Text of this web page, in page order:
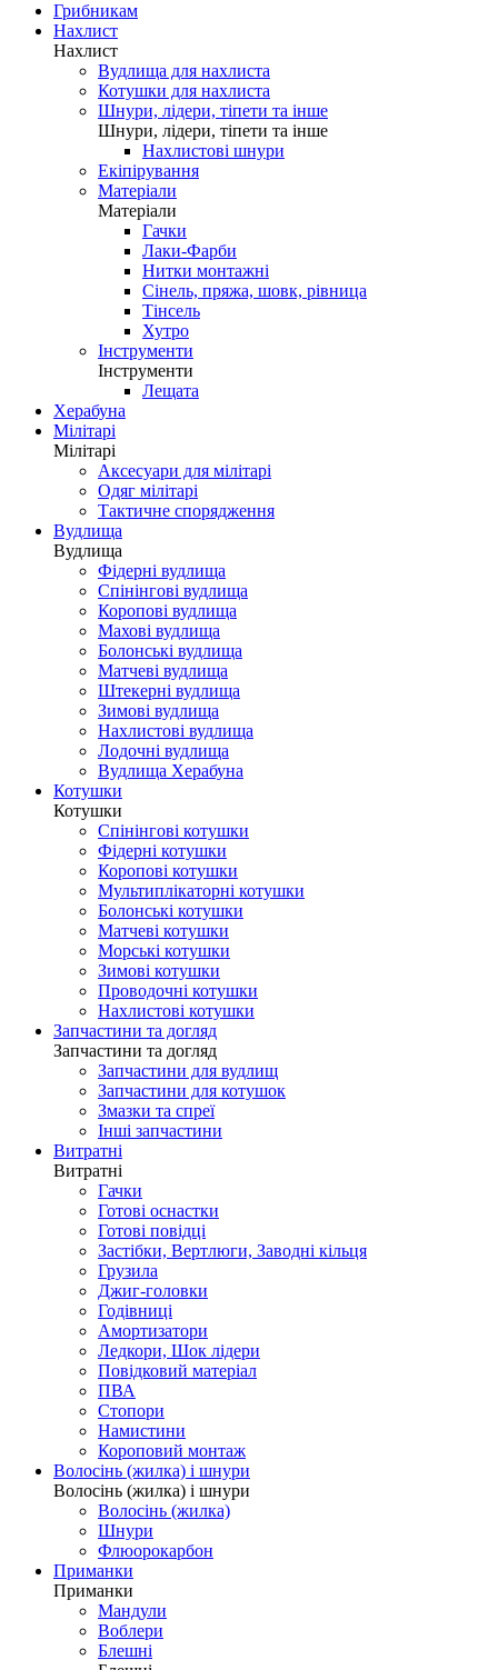
Грибникам
Нахлист
Нахлист
Вудлища для нахлиста
Котушки для нахлиста
Шнури, лідери, тіпети та інше
Шнури, лідери, тіпети та інше
Нахлистові шнури
Екіпірування
Матеріали
Матеріали
Гачки
Лаки-Фарби
Нитки монтажні
Сінель, пряжа, шовк, рівница
Тінсель
Хутро
Інструменти
Інструменти
Лещата
Херабуна
Мілітарі
Мілітарі
Аксесуари для мілітарі
Одяг мілітарі
Тактичне спорядження
Вудлища
Вудлища
Фідерні вудлища
Спінінгові вудлища
Коропові вудлища
Махові вудлища
Болонські вудлища
Матчеві вудлища
Штекерні вудлища
Зимові вудлища
Нахлистові вудлища
Лодочні вудлища
Вудлища Херабуна
Котушки
Котушки
Спінінгові котушки
Фідерні котушки
Коропові котушки
Мультиплікаторні котушки
Болонські котушки
Матчеві котушки
Морські котушки
Зимові котушки
Проводочні котушки
Нахлистові котушки
Запчастини та догляд
Запчастини та догляд
Запчастини для вудлищ
Запчастини для котушок
Змазки та спреї
Інші запчастини
Витратні
Витратні
Гачки
Готові оснастки
Готові повідці
Застібки, Вертлюги, Заводні кільця
Грузила
Джиг-головки
Годівниці
Амортизатори
Ледкори, Шок лідери
Повідковий матеріал
ПВА
Стопори
Намистини
Короповий монтаж
Волосінь (жилка) і шнури
Волосінь (жилка) і шнури
Волосінь (жилка)
Шнури
Флюорокарбон
Приманки
Приманки
Мандули
Воблери
Блешні